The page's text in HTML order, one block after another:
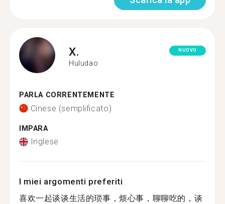
X.
Huludao
NUOVO
PARLA CORRENTEMENTE
Cinese (semplificato)
IMPARA
Inglese
I miei argomenti preferiti
喜欢一起谈谈生活的琐事，烦心事，聊聊吃的，谈